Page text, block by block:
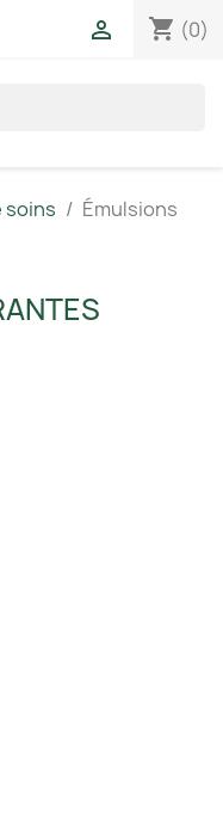
shopping_cart (0)

soins
Émulsions